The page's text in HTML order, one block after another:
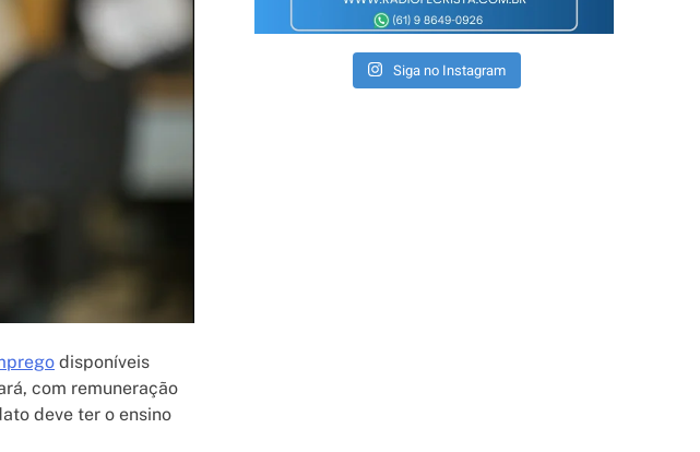
disponíveis
com remuneração
deve ter o ensino
Siga no Instagram